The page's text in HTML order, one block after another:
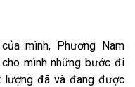
mình, Phương Nam
mình những bước đi
lượng đã và đang được